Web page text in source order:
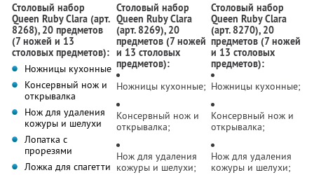
Столовый набор
Queen Ruby Clara (арт.
8268), 20 предметов
(7 ножей и 13
столовых предметов):
Ножницы кухонные
Консервный нож и
открывалка
Нож для удаления
кожуры и шелухи
Лопатка с
прорезями
Ложка для спагетти
Столовый набор
Queen Ruby Clara
(арт. 8269), 20
предметов (7 ножей
и 13 столовых
предметов):
Ножницы кухонные;
Консервный нож и
открывалка;
Нож для удаления
кожуры и шелухи;
Столовый набор
Queen Ruby Clara
(арт. 8270), 20
предметов (7 ножей
и 13 столовых
предметов):
Ножницы кухонные;
Консервный нож и
открывалка;
Нож для удаления
кожуры и шелухи;